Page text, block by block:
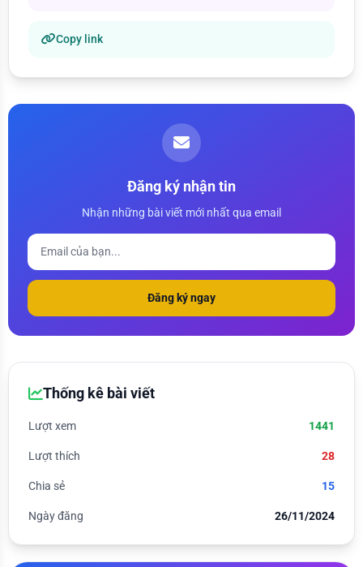
Copy link
Đăng ký nhận tin
Nhận những bài viết mới nhất qua email
Đăng ký ngay
Thống kê bài viết
Lượt xem 1441
Lượt thích 28
Chia sẻ 15
Ngày đăng 26/11/2024